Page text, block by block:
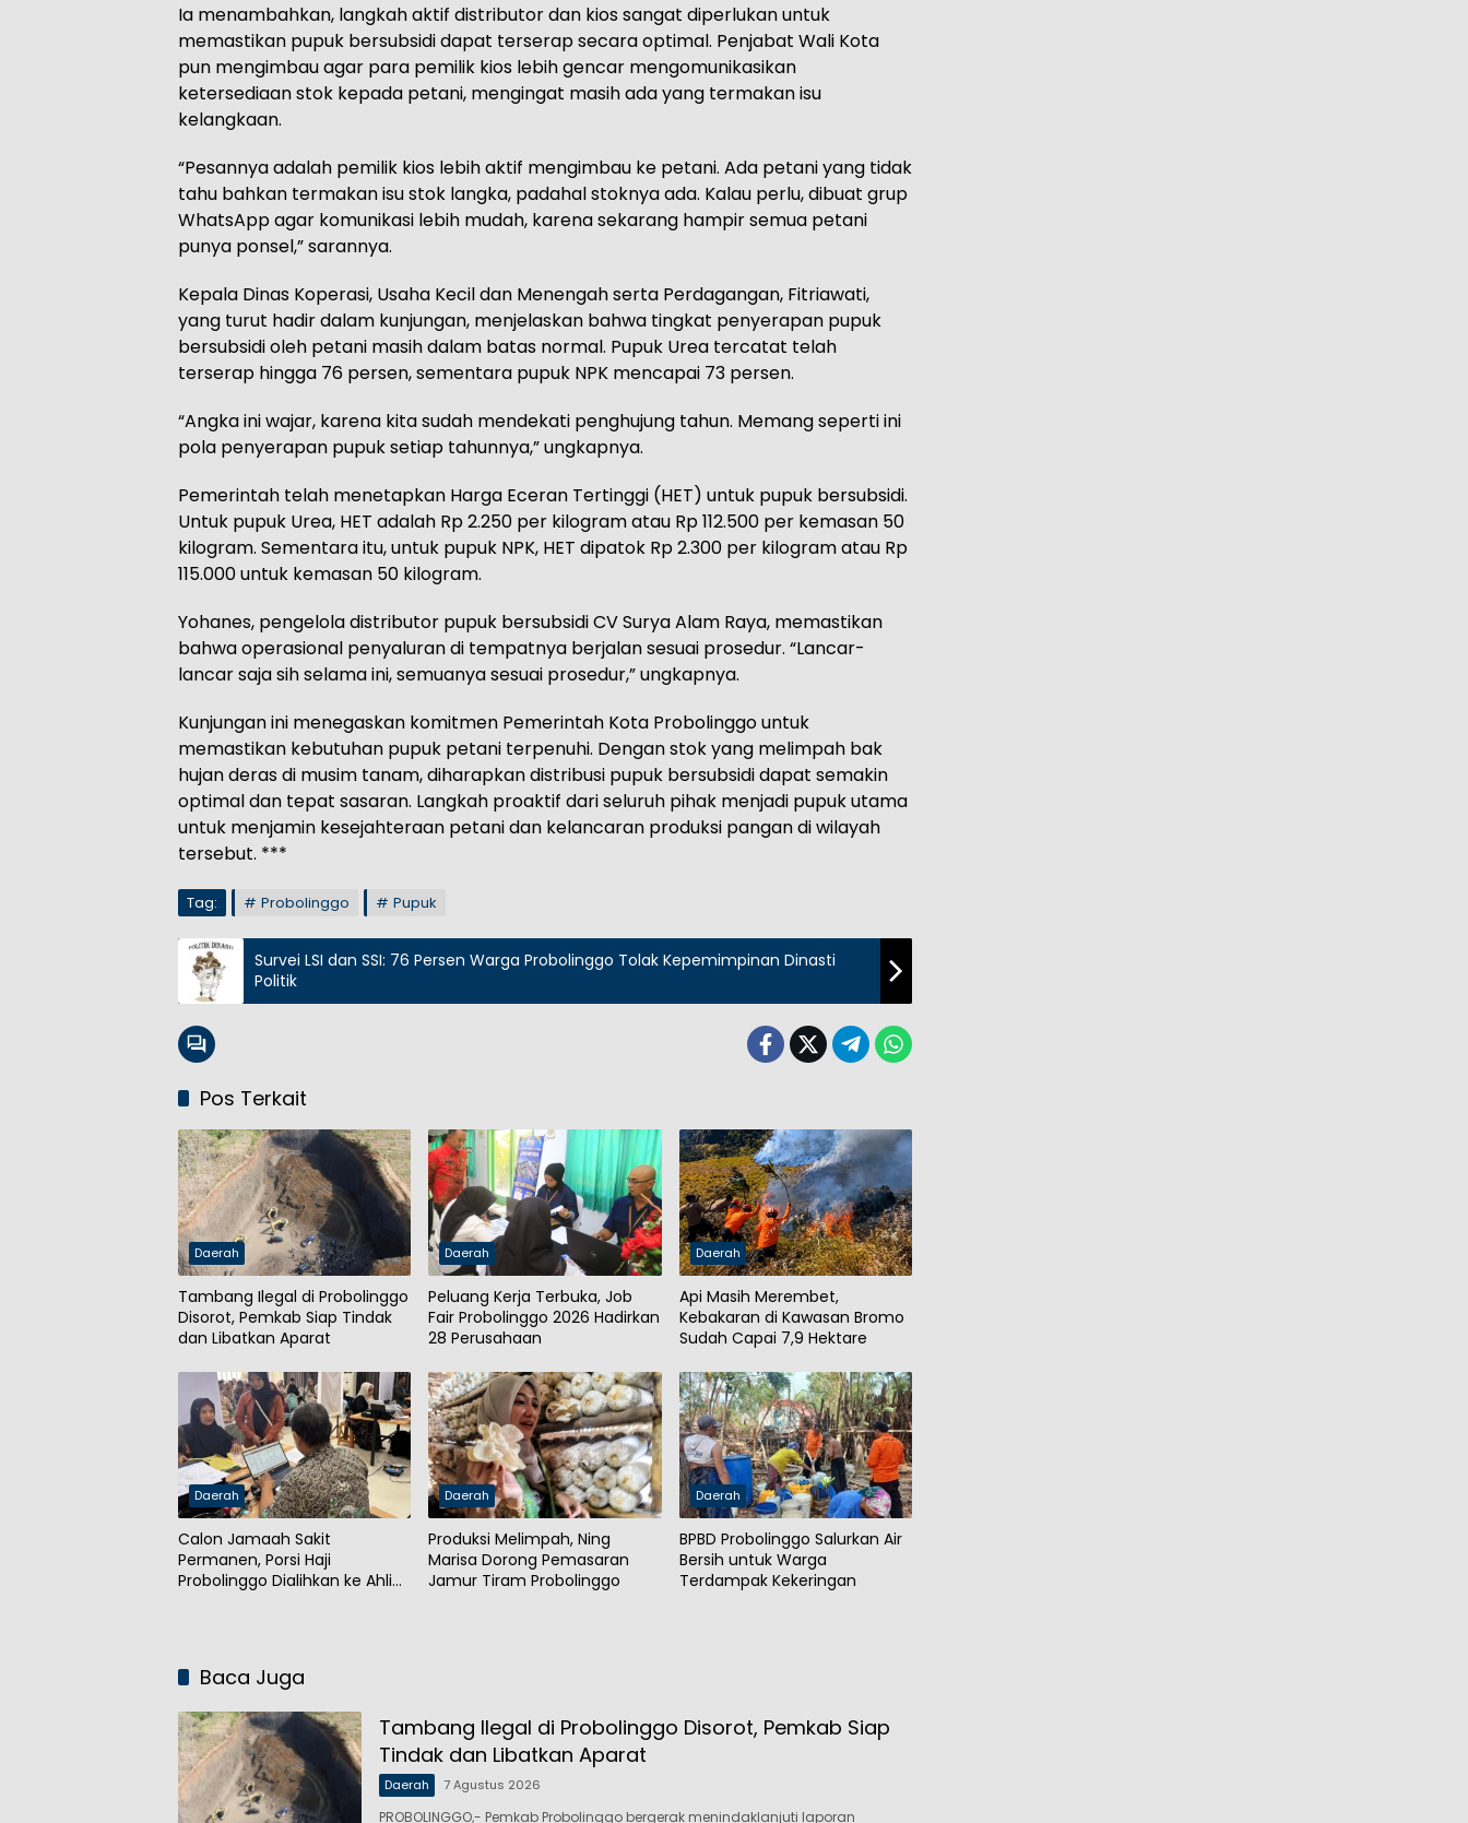
Ia menambahkan, langkah aktif distributor dan kios sangat diperlukan untuk
memastikan pupuk bersubsidi dapat terserap secara optimal. Penjabat Wali Kota
pun mengimbau agar para pemilik kios lebih gencar mengomunikasikan
ketersediaan stok kepada petani, mengingat masih ada yang termakan isu
kelangkaan.
“Pesannya adalah pemilik kios lebih aktif mengimbau ke petani. Ada petani yang tidak
tahu bahkan termakan isu stok langka, padahal stoknya ada. Kalau perlu, dibuat grup
WhatsApp agar komunikasi lebih mudah, karena sekarang hampir semua petani
punya ponsel,” sarannya.
Kepala Dinas Koperasi, Usaha Kecil dan Menengah serta Perdagangan, Fitriawati,
yang turut hadir dalam kunjungan, menjelaskan bahwa tingkat penyerapan pupuk
bersubsidi oleh petani masih dalam batas normal. Pupuk Urea tercatat telah
terserap hingga 76 persen, sementara pupuk NPK mencapai 73 persen.
“Angka ini wajar, karena kita sudah mendekati penghujung tahun. Memang seperti ini
pola penyerapan pupuk setiap tahunnya,” ungkapnya.
Pemerintah telah menetapkan Harga Eceran Tertinggi (HET) untuk pupuk bersubsidi.
Untuk pupuk Urea, HET adalah Rp 2.250 per kilogram atau Rp 112.500 per kemasan 50
kilogram. Sementara itu, untuk pupuk NPK, HET dipatok Rp 2.300 per kilogram atau Rp
115.000 untuk kemasan 50 kilogram.
Yohanes, pengelola distributor pupuk bersubsidi CV Surya Alam Raya, memastikan
bahwa operasional penyaluran di tempatnya berjalan sesuai prosedur. “Lancar-
lancar saja sih selama ini, semuanya sesuai prosedur,” ungkapnya.
Kunjungan ini menegaskan komitmen Pemerintah Kota Probolinggo untuk
memastikan kebutuhan pupuk petani terpenuhi. Dengan stok yang melimpah bak
hujan deras di musim tanam, diharapkan distribusi pupuk bersubsidi dapat semakin
optimal dan tepat sasaran. Langkah proaktif dari seluruh pihak menjadi pupuk utama
untuk menjamin kesejahteraan petani dan kelancaran produksi pangan di wilayah
tersebut. ***
Tag: Probolinggo Pupuk
Survei LSI dan SSI: 76 Persen Warga Probolinggo Tolak Kepemimpinan Dinasti
Politik
Pos Terkait
Daerah
Tambang Ilegal di Probolinggo
Disorot, Pemkab Siap Tindak
dan Libatkan Aparat
Daerah
Peluang Kerja Terbuka, Job
Fair Probolinggo 2026 Hadirkan
28 Perusahaan
Daerah
Api Masih Merembet,
Kebakaran di Kawasan Bromo
Sudah Capai 7,9 Hektare
Daerah
Calon Jamaah Sakit
Permanen, Porsi Haji
Probolinggo Dialihkan ke Ahli
Daerah
Produksi Melimpah, Ning
Marisa Dorong Pemasaran
Jamur Tiram Probolinggo
Daerah
BPBD Probolinggo Salurkan Air
Bersih untuk Warga
Terdampak Kekeringan
Baca Juga
Tambang Ilegal di Probolinggo Disorot, Pemkab Siap
Tindak dan Libatkan Aparat
Daerah 7 Agustus 2026
PROBOLINGGO,- Pemkab Probolinggo bergerak menindaklanjuti laporan